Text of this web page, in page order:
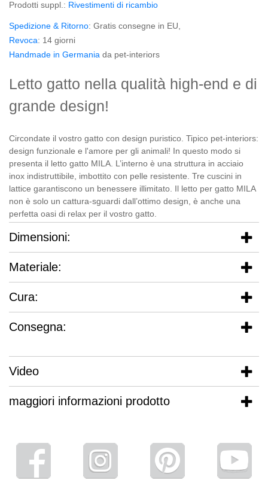
Prodotti suppl.: Rivestimenti di ricambio
Spedizione & Ritorno: Gratis consegne in EU,
Revoca: 14 giorni
Handmade in Germania da pet-interiors
Letto gatto nella qualità high-end e di
grande design!
Circondate il vostro gatto con design puristico. Tipico pet-interiors:
design funzionale e l'amore per gli animali! In questo modo si
presenta il letto gatto MILA. L’interno è una struttura in acciaio
inox indistruttibile, imbottito con pelle resistente. Tre cuscini in
lattice garantiscono un benessere illimitato. Il letto per gatto MILA
non è solo un cattura-sguardi dall’ottimo design, è anche una
perfetta oasi di relax per il vostro gatto.
Dimensioni:
Materiale:
Cura:
Consegna:
Video
maggiori informazioni prodotto